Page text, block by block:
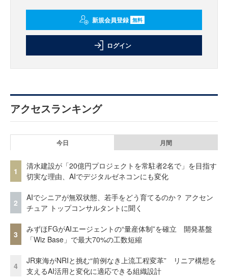
新規会員登録 無料
ログイン
アクセスランキング
今日 月間
1
清水建設が「20億円プロジェクトを常駐者2名で」を目指す
切実な理由、AIでデジタルゼネコンにも変化
2
AIでシニアが無双状態、若手をどう育てるのか？ アクセン
チュア トップコンサルタントに聞く
3
みずほFGがAIエージェントの“量産体制”を確立 開発基盤
「Wiz Base」で最大70%の工数短縮
4
JR東海がNRIと挑む“前例なき上流工程変革” リニア構想を
支えるAI活用と変化に適応できる組織設計